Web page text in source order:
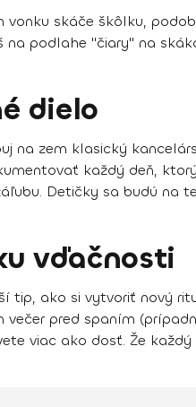
skáče škôlku,
podlahe "čiary" na
dielo
na zem klasický
každý deň,
Detičky sa budú
vďačnosti
tip, ako si vytvoriť nový
pred spaním
viac ako dosť. Že